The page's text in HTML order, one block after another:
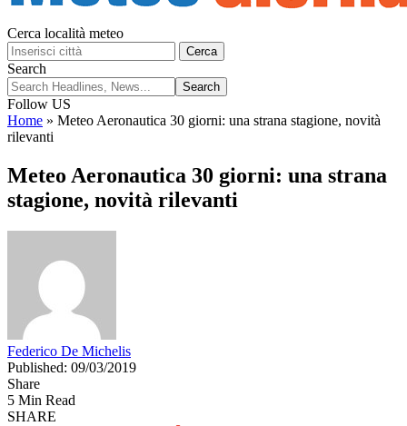
Cerca località meteo
Cerca
Search
Follow US
Home » Meteo Aeronautica 30 giorni: una strana stagione, novità
rilevanti
Meteo Aeronautica 30 giorni: una strana
stagione, novità rilevanti
Federico De Michelis
Published: 09/03/2019
Share
5 Min Read
SHARE